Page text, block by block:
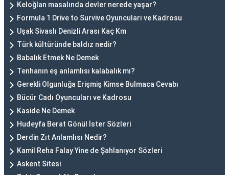
Keloğlan masalında devler nerede yaşar?
Formula 1 Drive to Survive Oyuncuları ve Kadrosu
Uşak Sivaslı Denizli Arası Kaç Km
Türk kültüründe baldız nedir?
Babalık Etmek Ne Demek
Tenhanın eş anlamlısı kalabalık mı?
Gerekli Olgunluğa Erişmiş Kimse Bulmaca Cevabı
Bücür Cadı Oyuncuları ve Kadrosu
Kaside Ne Demek
Hudeyfa Berat Gönül İster Sözleri
Derdin Zıt Anlamlısı Nedir?
Kamil Reha Falay Yine de Şahlanıyor Sözleri
Askent Sitesi